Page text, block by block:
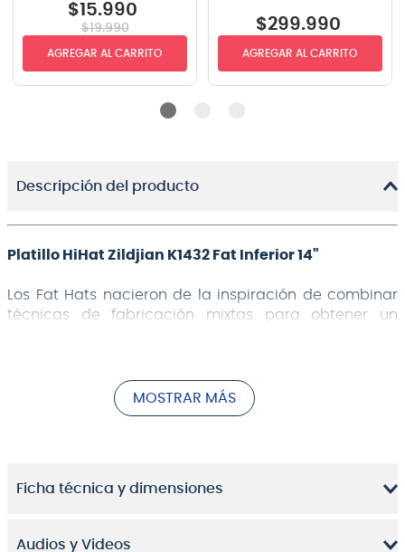
$15.990
$19.990
AGREGAR AL CARRITO
$299.990
AGREGAR AL CARRITO
Descripción del producto
Platillo HiHat Zildjian K1432 Fat Inferior 14"
Los Fat Hats nacieron de la inspiración de combinar
técnicas de fabricación mixtas para obtener un
Los Fat Hats, una década de pruebas ha creado este
La clave es una combinación de martillado usado
para producir tonos graves, con un torneado más
pequeña que difumina la parte superior de la inferior.
MOSTRAR MÁS
Ficha técnica y dimensiones
Audios y Videos